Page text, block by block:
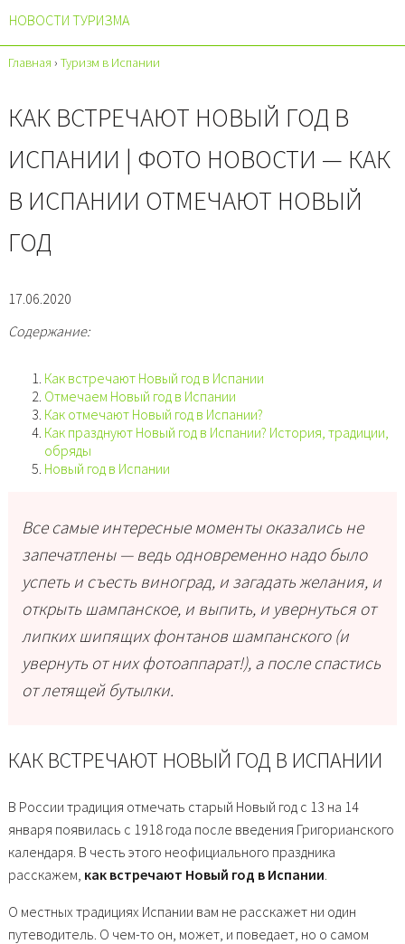
НОВОСТИ ТУРИЗМА
Главная › Туризм в Испании
КАК ВСТРЕЧАЮТ НОВЫЙ ГОД В
ИСПАНИИ | ФОТО НОВОСТИ — КАК
В ИСПАНИИ ОТМЕЧАЮТ НОВЫЙ
ГОД
17.06.2020
Содержание:
Как встречают Новый год в Испании
Отмечаем Новый год в Испании
Как отмечают Новый год в Испании?
Как празднуют Новый год в Испании? История, традиции,
обряды
Новый год в Испании
Все самые интересные моменты оказались не
запечатлены — ведь одновременно надо было
успеть и съесть виноград, и загадать желания, и
открыть шампанское, и выпить, и увернуться от
липких шипящих фонтанов шампанского (и
увернуть от них фотоаппарат!), а после спастись
от летящей бутылки.
КАК ВСТРЕЧАЮТ НОВЫЙ ГОД В ИСПАНИИ
В России традиция отмечать старый Новый год с 13 на 14
января появилась с 1918 года после введения Григорианского
календаря. В честь этого неофициального праздника
расскажем, как встречают Новый год в Испании
О местных традициях Испании вам не расскажет ни один
путеводитель. О чем-то он, может, и поведает, но о самом